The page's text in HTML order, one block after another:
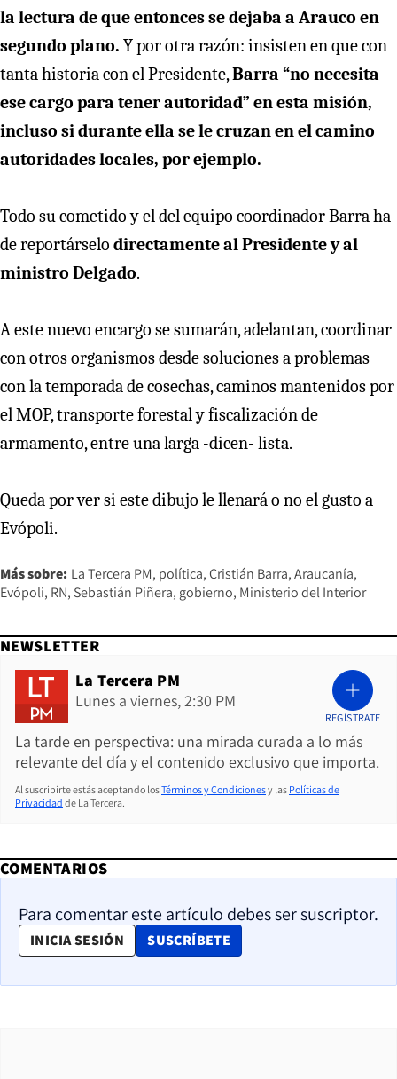
la lectura de que entonces se dejaba a Arauco en
segundo plano. Y por otra razón: insisten en que con
tanta historia con el Presidente,Barra “no necesita
ese cargo para tener autoridad” en esta misión,
incluso si durante ella se le cruzan en el camino
autoridades locales, por ejemplo.
Todo su cometido y el del equipo coordinador Barra ha
de reportárselo directamente al Presidente y al
ministro Delgado.
A este nuevo encargo se sumarán, adelantan, coordinar
con otros organismos desde soluciones a problemas
con la temporada de cosechas, caminos mantenidos por
el MOP, transporte forestal y fiscalización de
armamento, entre una larga -dicen- lista.
Queda por ver si este dibujo le llenará o no el gusto a
Evópoli.
Más sobre: La Tercera PM política Cristián Barra Araucanía
Evópoli RN Sebastián Piñera gobierno Ministerio del Interior
NEWSLETTER
La Tercera PM
Lunes a viernes, 2:30 PM
La tarde en perspectiva: una mirada curada a lo más
relevante del día y el contenido exclusivo que importa.
REGÍSTRATE
Al suscribirte estás aceptando losTérminos y Condicionesy las Políticas de
Privacidad de La Tercera.
COMENTARIOS
Para comentar este artículo debes ser suscriptor.
INICIA SESIÓN SUSCRÍBETE
OPENS IN NEW WINDOW